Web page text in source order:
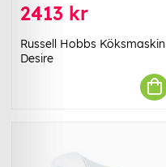
2413 kr
Russell Hobbs Köksmaskin
Desire